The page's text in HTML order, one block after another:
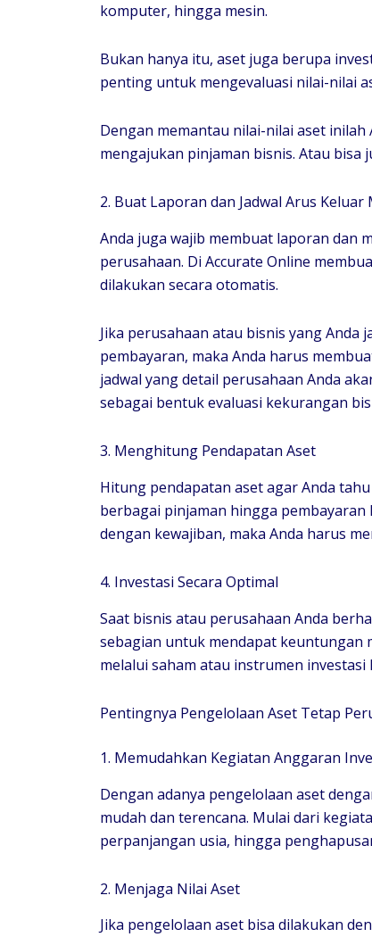
komputer, hingga mesin.
Bukan hanya itu, aset juga berupa
penting untuk mengevaluasi nilai-nilai
Dengan memantau nilai-nilai aset
mengajukan pinjaman bisnis. Atau
2. Buat Laporan dan Jadwal Arus Keluar
Anda juga wajib membuat laporan dan
perusahaan. Di Accurate Online
dilakukan secara otomatis.
Jika perusahaan atau bisnis yang
pembayaran, maka Anda harus
jadwal yang detail perusahaan Anda
sebagai bentuk evaluasi kekurangan
3. Menghitung Pendapatan Aset
Hitung pendapatan aset agar Anda
berbagai pinjaman hingga pembayaran
dengan kewajiban, maka Anda harus
4. Investasi Secara Optimal
Saat bisnis atau perusahaan Anda
sebagian untuk mendapat keuntungan
melalui saham atau instrumen investasi
Pentingnya Pengelolaan Aset Tetap
1. Memudahkan Kegiatan Anggaran
Dengan adanya pengelolaan aset
mudah dan terencana. Mulai dari
perpanjangan usia, hingga
2. Menjaga Nilai Aset
Jika pengelolaan aset bisa dilakukan